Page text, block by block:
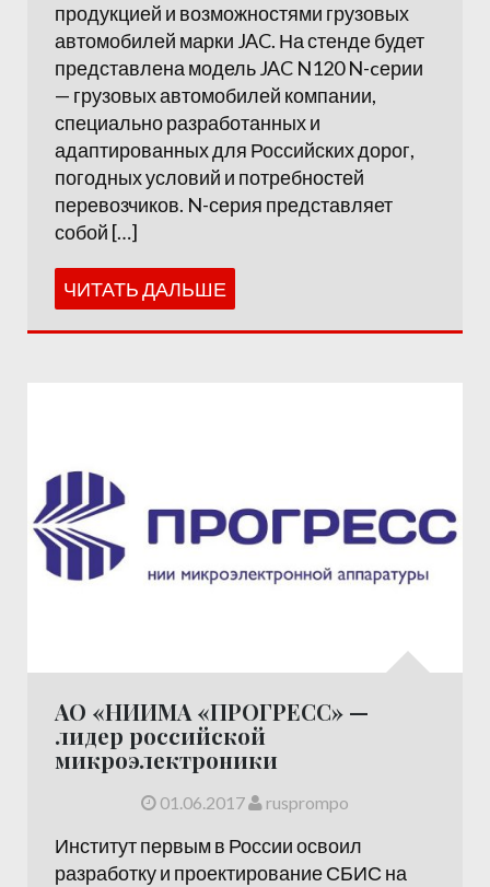
продукцией и возможностями грузовых
автомобилей марки JAC. На стенде будет
представлена модель JAC N120 N-cерии
— грузовых автомобилей компании,
специально разработанных и
адаптированных для Российских дорог,
погодных условий и потребностей
перевозчиков. N-серия представляет
собой […]
ЧИТАТЬ ДАЛЬШЕ
АО «НИИМА «ПРОГРЕСС» —
лидер российской
микроэлектроники
01.06.2017 rusprompo
Институт первым в России освоил
разработку и проектирование СБИС на